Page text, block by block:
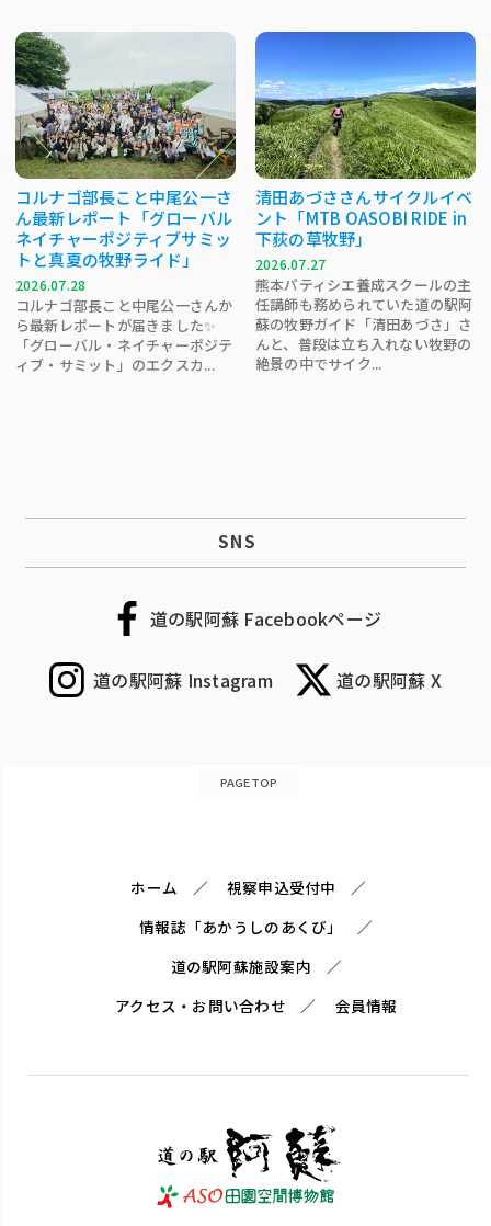
コルナゴ部長こと中尾公一さ
ん最新レポート「グローバル
ネイチャーポジティブサミッ
トと真夏の牧野ライド」
2026.07.28
コルナゴ部長こと中尾公一さんか
ら最新レポートが届きました✨
「グローバル・ネイチャーポジテ
ィブ・サミット」のエクスカ...
清田あづささんサイクルイベ
ント「MTB OASOBI RIDE in
下荻の草牧野」
2026.07.27
熊本パティシエ養成スクールの主
任講師も務められていた道の駅阿
蘇の牧野ガイド「清田あづさ」さ
んと、普段は立ち入れない牧野の
絶景の中でサイク...
SNS
道の駅阿蘇 Facebookページ
道の駅阿蘇 Instagram 道の駅阿蘇 X
PAGETOP
ホーム
視察申込受付中
情報誌「あかうしのあくび」
道の駅阿蘇施設案内
アクセス・お問い合わせ
会員情報